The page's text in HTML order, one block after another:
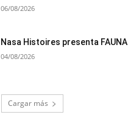
06/08/2026
Nasa Histoires presenta FAUNA
04/08/2026
Cargar más